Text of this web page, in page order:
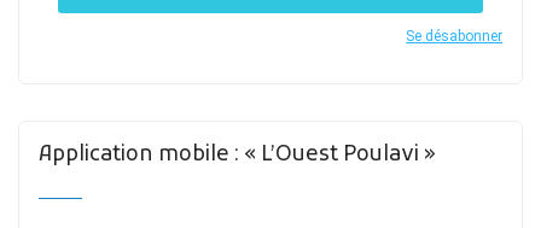
Se désabonner
Application mobile : « L’Ouest Poulavi »